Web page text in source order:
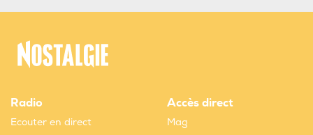
Radio
Ecouter en direct
Accès direct
Mag